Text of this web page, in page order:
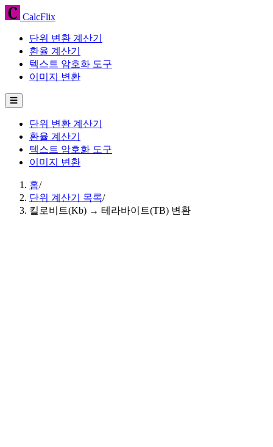
CalcFlix
단위 변환 계산기
환율 계산기
텍스트 암호화 도구
이미지 변환
☰
단위 변환 계산기
환율 계산기
텍스트 암호화 도구
이미지 변환
홈/
단위 계산기 목록/
킬로비트(Kb) → 테라바이트(TB) 변환